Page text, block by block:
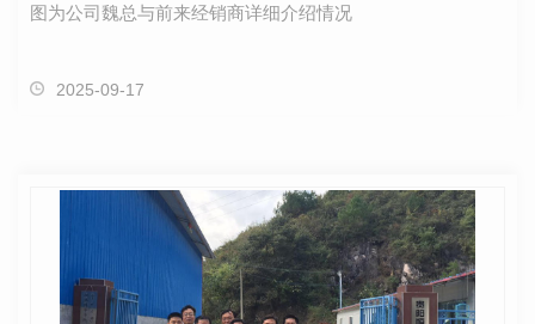
图为公司魏总与前来经销商详细介绍情况
2025-09-17